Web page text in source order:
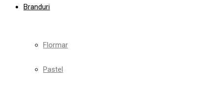
Branduri
Flormar
Pastel